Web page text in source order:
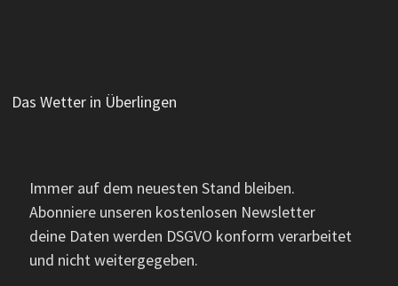
Das Wetter in Überlingen
Immer auf dem neuesten Stand bleiben.
Abonniere unseren kostenlosen Newsletter
deine Daten werden DSGVO konform verarbeitet
und nicht weitergegeben.